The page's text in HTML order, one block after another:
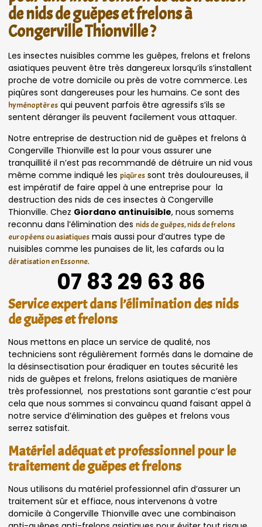
de nids de guêpes et frelons à
Congerville Thionville ?
Les insectes nuisibles comme les guêpes, frelons et frelons
asiatiques peuvent être très dangereux lorsqu’ils s’installent
proche de votre domicile ou près de votre commerce. Les
piqûres sont dangereuses pour les humains. Ce sont des
hyménoptères qui peuvent parfois être agressifs s’ils se
sentent déranger ils peuvent facilement vous attaquer.
Notre entreprise de destruction nid de guêpes et frelons à
Congerville Thionville est la pour vous assurer une
tranquillité il n’est pas recommandé de détruire un nid vous
même comme indiqué les piqûres sont très douloureuses, il
est impératif de faire appel à une entreprise pour la
destruction des nids de ces insectes à Congerville
Thionville. Chez Giordano antinuisible, nous somems
reconnu dans l’élimination des nids de guêpes, nids de frelons
européens ou asiatiques mais aussi pour d’autres type de
nuisibles comme les punaises de lit, les cafards ou la
dératisation en Essonne.
07 83 29 63 86
Service expert dans l’élimination des nids
de guêpes et frelons
Nous mettons en place un service de qualité, nos
techniciens sont régulièrement formés dans le domaine de
la désinsectisation pour éradiquer en toutes sécurité les
nids de guêpes et frelons, frelons asiatiques de manière
très professionnel, nos prestations sont garantie c’est pour
cela que nous sommes si convaincu quand faisant appel à
notre service d’élimination des guêpes et frelons vous
serrez satisfait.
Matériel adéquat et professionnel pour le
traitement de guêpes et frelons
Nous utilisons du matériel professionnel afin d’assurer un
traitement sûr et effiace, nous intervenons à votre
domicile à Congerville Thionville avec une combinaison